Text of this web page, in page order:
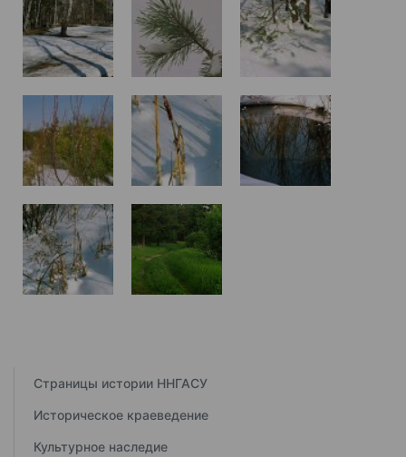
Страницы истории ННГАСУ
Историческое краеведение
Культурное наследие